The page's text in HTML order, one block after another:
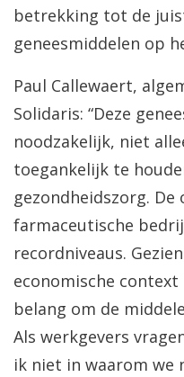
betrekking tot de
geneesmiddelen op
Paul Callewaert,
Solidaris: “Deze
noodzakelijk, niet
toegankelijk te
gezondheidszorg. De
farmaceutische
recordniveaus.
economische
belang om de
Als werkgevers
ik niet in waarom we